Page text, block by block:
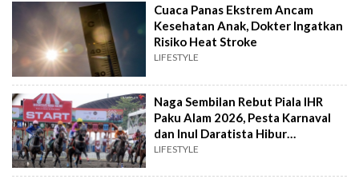
Cuaca Panas Ekstrem Ancam
Kesehatan Anak, Dokter Ingatkan
Risiko Heat Stroke
LIFESTYLE
Naga Sembilan Rebut Piala IHR
Paku Alam 2026, Pesta Karnaval
dan Inul Daratista Hibur
Pengunjung
LIFESTYLE